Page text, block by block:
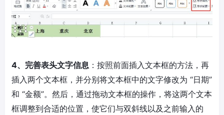
4、完善表头文字信息 ：按照前面插入文本框的方法，再
插入两个文本框，并分别将文本框中的文字修改为 “日期”
和 “金额”。然后，通过拖动文本框的操作，将这两个文本
框调整到合适的位置，使它们与双斜线以及之前输入的